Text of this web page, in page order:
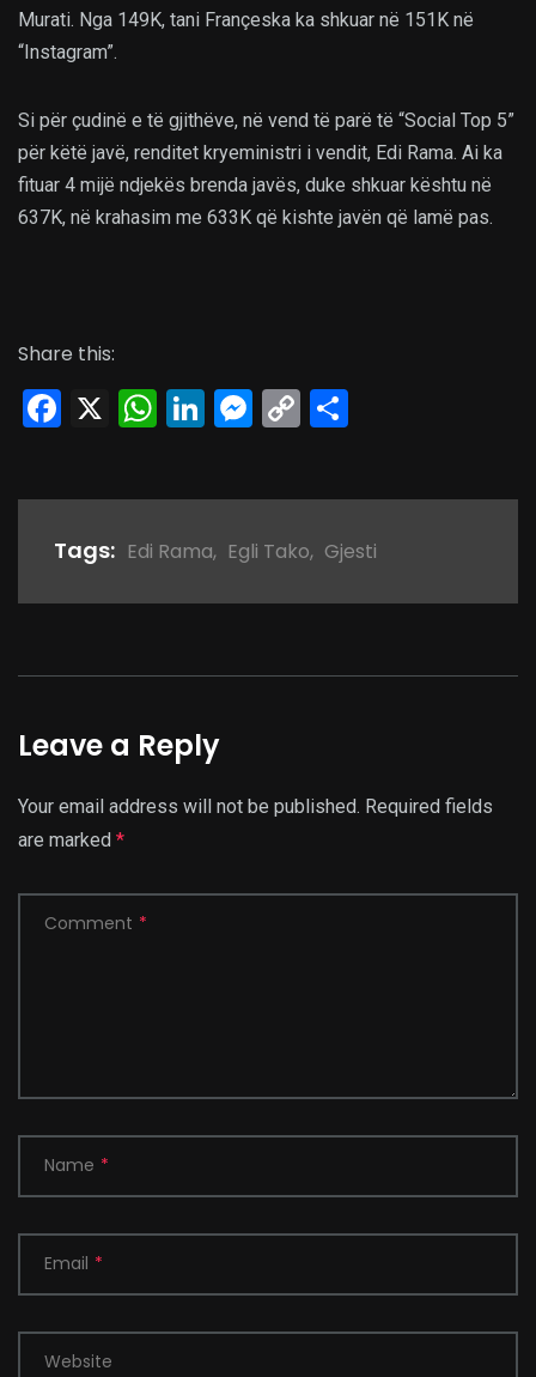
Murati. Nga 149K, tani Françeska ka shkuar në 151K në
“Instagram”.
Si për çudinë e të gjithëve, në vend të parë të “Social Top 5”
për këtë javë, renditet kryeministri i vendit, Edi Rama. Ai ka
fituar 4 mijë ndjekës brenda javës, duke shkuar kështu në
637K, në krahasim me 633K që kishte javën që lamë pas.
Share this:
Facebook
X WhatsApp
LinkedIn
Messenger
Copy
Link
Tags: Edi Rama, Egli Tako, Gjesti
Leave a Reply
Your email address will not be published. Required fields
are marked *
Comment *
Name *
Email *
Website